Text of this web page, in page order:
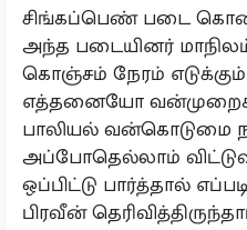
சிங்கப்பெண் படை
அந்த படையினர்
கொஞ்சம் நேரம்
எத்தனையோ
பாலியல் வன்கொடுமை
அப்போதெல்லாம்
ஒப்பிட்டு பார்த்தால்
பிரவீன்